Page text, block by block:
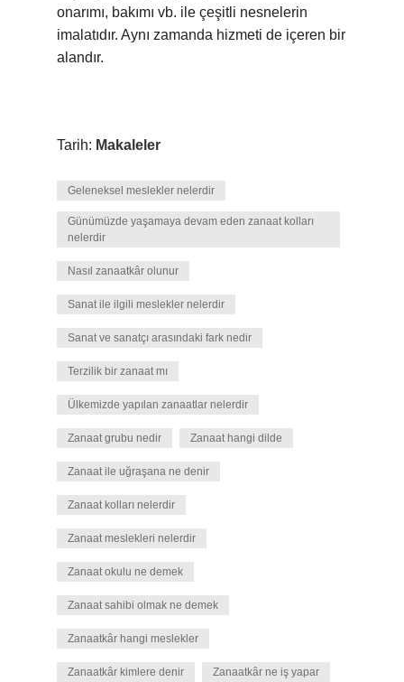
onarımı, bakımı vb. ile çeşitli nesnelerin
imalatıdır. Aynı zamanda hizmeti de içeren bir
alandır.
Tarih: Makaleler
Geleneksel meslekler nelerdir
Günümüzde yaşamaya devam eden zanaat kolları
nelerdir
Nasıl zanaatkâr olunur
Sanat ile ilgili meslekler nelerdir
Sanat ve sanatçı arasındaki fark nedir
Terzilik bir zanaat mı
Ülkemizde yapılan zanaatlar nelerdir
Zanaat grubu nedir Zanaat hangi dilde
Zanaat ile uğraşana ne denir
Zanaat kolları nelerdir
Zanaat meslekleri nelerdir
Zanaat okulu ne demek
Zanaat sahibi olmak ne demek
Zanaatkâr hangi meslekler
Zanaatkâr kimlere denir Zanaatkâr ne iş yapar